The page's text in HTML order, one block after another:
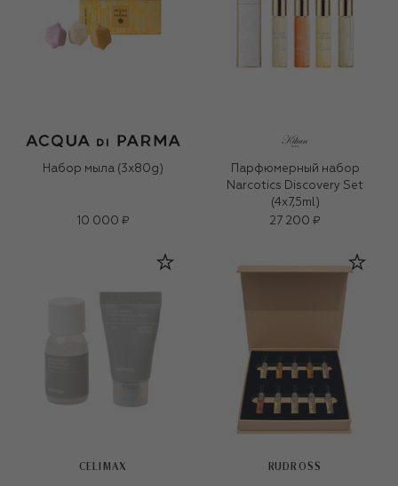
Набор мыла (3x80g)
10 000 ₽
Парфюмерный набор
Narcotics Discovery Set
(4x7,5ml)
27 200 ₽
CELIMAX RUDROSS